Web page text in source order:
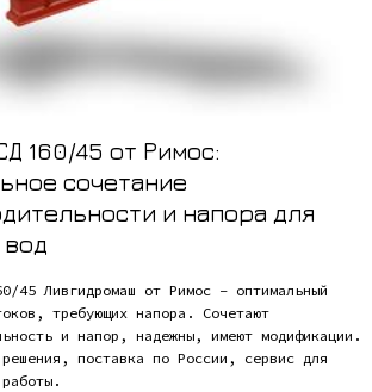
160/45 от Римос:
сочетание
и напора для
45 Ливгидромаш от Римос – оптимальный
требующих напора. Сочетают
и напор, надежны, имеют модификации.
решения, поставка по России, сервис для